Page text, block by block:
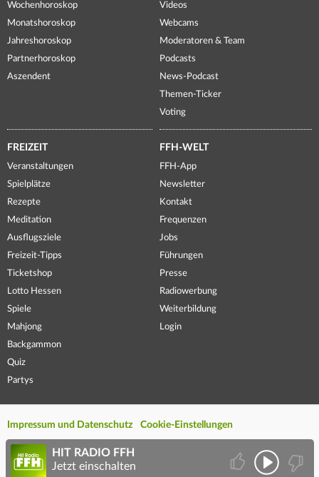
Wochenhoroskop
Monatshoroskop
Jahreshoroskop
Partnerhoroskop
Aszendent
Videos
Webcams
Moderatoren & Team
Podcasts
News-Podcast
Themen-Ticker
Voting
FREIZEIT
Veranstaltungen
Spielplätze
Rezepte
Meditation
Ausflugsziele
Freizeit-Tipps
Ticketshop
Lotto Hessen
Spiele
Mahjong
Backgammon
Quiz
Partys
FFH-WELT
FFH-App
Newsletter
Kontakt
Frequenzen
Jobs
Führungen
Presse
Radiowerbung
Weiterbildung
Login
Impressum und Datenschutz Cookie-Einstellungen
HIT RADIO FFH
Jetzt einschalten